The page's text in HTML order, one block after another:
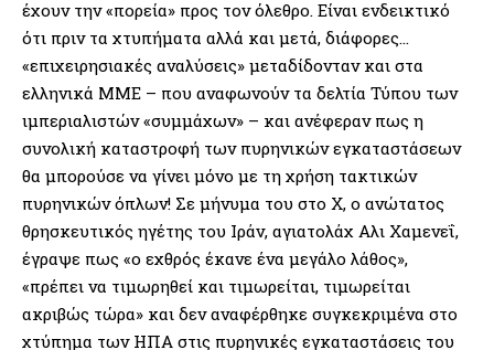
έχουν την «πορεία» προς τον όλεθρο. Είναι ενδεικτικό
ότι πριν τα χτυπήματα αλλά και μετά, διάφορες…
«επιχειρησιακές αναλύσεις» μεταδίδονταν και στα
ελληνικά ΜΜΕ – που αναφωνούν τα δελτία Τύπου των
ιμπεριαλιστών «συμμάχων» – και ανέφεραν πως η
συνολική καταστροφή των πυρηνικών εγκαταστάσεων
θα μπορούσε να γίνει μόνο με τη χρήση τακτικών
πυρηνικών όπλων! Σε μήνυμα του στο Χ, ο ανώτατος
θρησκευτικός ηγέτης του Ιράν, αγιατολάχ Αλι Χαμενεΐ,
έγραψε πως «ο εχθρός έκανε ένα μεγάλο λάθος»,
«πρέπει να τιμωρηθεί και τιμωρείται, τιμωρείται
ακριβώς τώρα» και δεν αναφέρθηκε συγκεκριμένα στο
χτύπημα των ΗΠΑ στις πυρηνικές εγκαταστάσεις του